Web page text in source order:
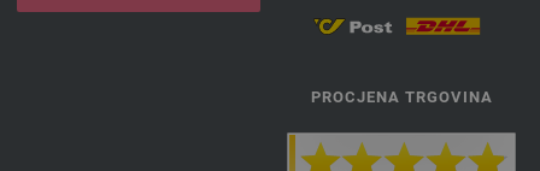
149-konjak | EAN: 4033493251501
PROCJENA TRGOVINA